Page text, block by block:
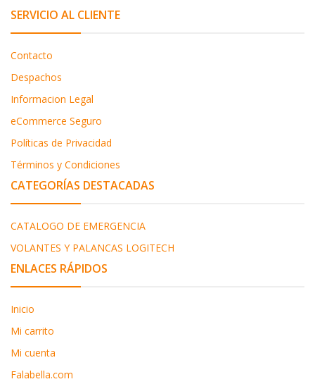
SERVICIO AL CLIENTE
Contacto
Despachos
Informacion Legal
eCommerce Seguro
Políticas de Privacidad
Términos y Condiciones
CATEGORÍAS DESTACADAS
CATALOGO DE EMERGENCIA
VOLANTES Y PALANCAS LOGITECH
ENLACES RÁPIDOS
Inicio
Mi carrito
Mi cuenta
Falabella.com